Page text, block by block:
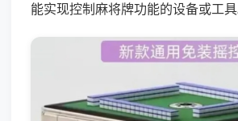
能实现控制麻将牌功能的设备或工具